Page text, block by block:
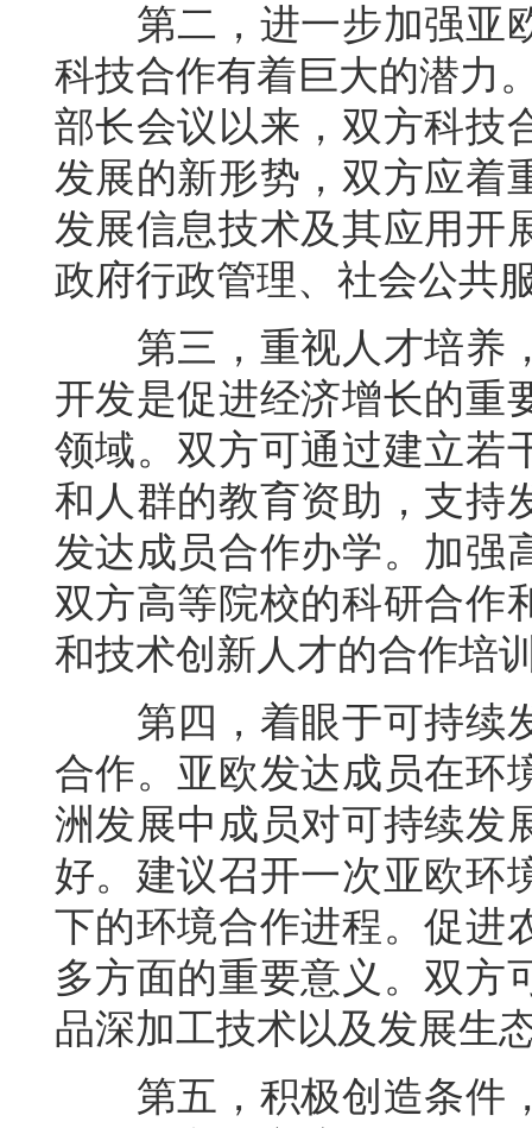
第二，进一步加强亚欧
科技合作有着巨大的潜力
部长会议以来，双方科技
发展的新形势，双方应着
发展信息技术及其应用开
政府行政管理、社会公共
第三，重视人才培养，
开发是促进经济增长的重
领域。双方可通过建立若
和人群的教育资助，支持
发达成员合作办学。加强
双方高等院校的科研合作
和技术创新人才的合作培
第四，着眼于可持续发
合作。亚欧发达成员在环
洲发展中成员对可持续发
好。建议召开一次亚欧环
下的环境合作进程。促进
多方面的重要意义。双方
品深加工技术以及发展生
第五，积极创造条件，